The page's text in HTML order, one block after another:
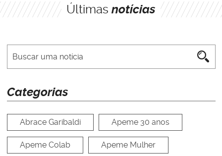
Últimas notícias
Categorias
Abrace Garibaldi Apeme 30 anos
Apeme Colab Apeme Mulher